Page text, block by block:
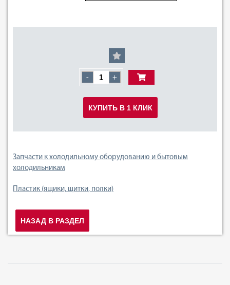
- +
КУПИТЬ В 1 КЛИК
Запчасти к холодильному оборудованию и бытовым
холодильникам
Пластик (ящики, щитки, полки)
НАЗАД В РАЗДЕЛ